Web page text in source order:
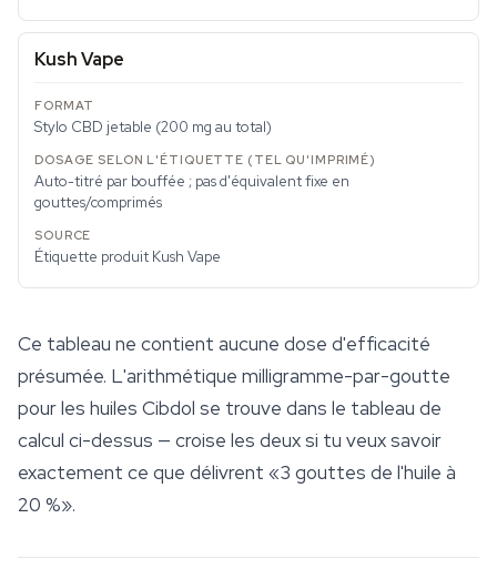
Kush Vape
Stylo CBD jetable (200 mg au total)
Auto-titré par bouffée ; pas d'équivalent fixe en
gouttes/comprimés
Étiquette produit Kush Vape
Ce tableau ne contient aucune dose d'efficacité
présumée. L'arithmétique milligramme-par-goutte
pour les huiles Cibdol se trouve dans le tableau de
calcul ci-dessus — croise les deux si tu veux savoir
exactement ce que délivrent «3 gouttes de l'huile à
20 %».